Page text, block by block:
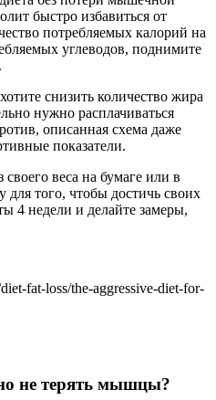
быстро избавиться от
потребляемых калорий на
углеводов, поднимите
снизить количество жира
нужно расплачиваться
описанная схема даже
показатели.
веса на бумаге или в
того, чтобы достичь своих
4 недели и делайте замеры,
fat-loss/the-aggressive-diet-for-
не терять мышцы?